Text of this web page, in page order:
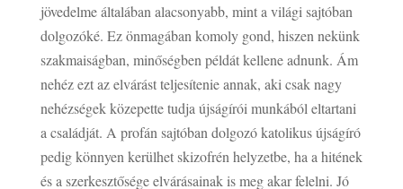
jövedelme általában alacsonyabb, mint a világi sajtóban
dolgozóké. Ez önmagában komoly gond, hiszen nekünk
szakmaiságban, minőségben példát kellene adnunk. Ám
nehéz ezt az elvárást teljesítenie annak, aki csak nagy
nehézségek közepette tudja újságírói munkából eltartani
a családját. A profán sajtóban dolgozó katolikus újságíró
pedig könnyen kerülhet skizofrén helyzetbe, ha a hitének
és a szerkesztősége elvárásainak is meg akar felelni. Jó